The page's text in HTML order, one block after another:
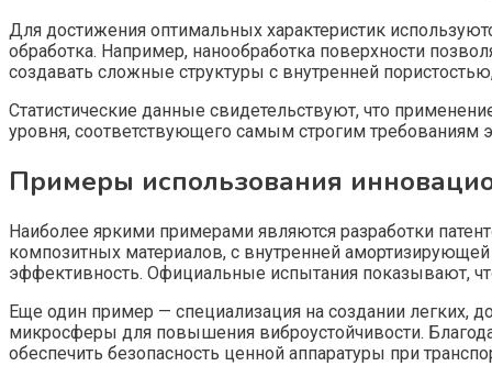
Для достижения оптимальных характеристик
обработка. Например, нанообработка поверхности
создавать сложные структуры с внутренней
Статистические данные свидетельствуют, что
уровня, соответствующего самым строгим требованиям
Примеры использования
Наиболее яркими примерами являются разработки
композитных материалов, с внутренней
эффективность. Официальные испытания показывают,
Еще один пример — специализация на создании легких,
микросферы для повышения виброустойчивости.
обеспечить безопасность ценной аппаратуры при